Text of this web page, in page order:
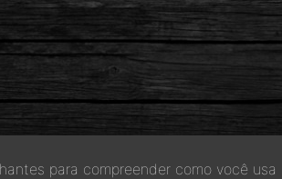
para compreender como você usa